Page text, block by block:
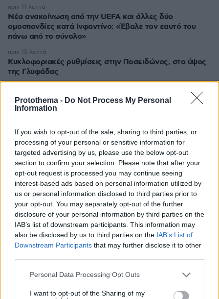
Protothema - Do Not Process My Personal
Information
If you wish to opt-out of the sale, sharing to third parties, or
processing of your personal or sensitive information for
targeted advertising by us, please use the below opt-out
section to confirm your selection. Please note that after your
opt-out request is processed you may continue seeing
interest-based ads based on personal information utilized by
us or personal information disclosed to third parties prior to
your opt-out. You may separately opt-out of the further
disclosure of your personal information by third parties on the
IAB’s list of downstream participants. This information may
also be disclosed by us to third parties on the IAB’s List of
Downstream Participants that may further disclose it to other
Please note that this website/app uses one or more Google
not limited to your visit or usage behaviour. You may click to
Personal Data Processing Opt Outs
I want to opt-out of the Sharing of my
Νέα ανακοίνωση από την UEFA και άλλες δύο
ομοσπονδίες κατά Ινφαντίνο: «Έβαλε τον εαυτό του
πάνω από το σύνολο»
πριν 11 λεπτά
Κυκλοφοριακές ρυθμίσεις στην Ποσειδώνος, στο ύψος
της Γλυφάδας
πριν 15 λεπτά
Φωτιά στο Κοκκινόχωμα Καβάλας, σηκώθηκαν τρία
εναέρια, δείτε βίντεο και φωτογραφίες
Ινδή ηθοποιός δέχτηκε επίθεση από θαυμάστριά της: Τη
φίλησε ξαφνικά στο στόμα στο κόκκινο χαλί, δείτε το
βίντεο
Διακοπές στα Χανιά: Εξερευνώντας την πόλη και τα
πανέμορφα χωριά τους
ΔΕΙΤΕ ΟΛΕΣ ΤΙΣ ΕΙΔΗΣΕΙΣ
ΤΑ ΠΙΟ ΔΗΜΟΦΙΛΗ